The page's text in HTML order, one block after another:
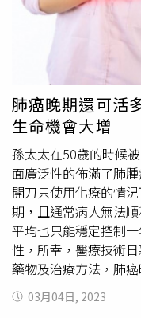
工作人員說他們沒說
要承擔另一半」，媽
局給了我們一份受理
名傷心焦急的母親表
解決這件事。小孩子
很高，直接額頭上鼓
合不上的」。
減少病人的身體負擔
大，但以最新的設備
用最小傷口的微創手
固定，將傷口縮小到
裂若不處理，骨頭也
及錯位嚴重、胸壁穩
癒合不良，也可能發
痛，還是建議採微創
口呼吸 疼痛消除大半
呼吸、睡覺、翻身都
生沒有希望，動完微
大半，可以大口呼吸
希望。
肺癌晚期還可活
生命機會大增
孫太太在50歲的時候
面廣泛性的佈滿了肺
開刀只使用化療的情
期，且通常病人無法
平均也只能穩定控制
性，所幸，醫療技術
藥物及治療方法，肺
刀 微創手術加速復原
明，癌症越晚期，腫
03月04日, 2023